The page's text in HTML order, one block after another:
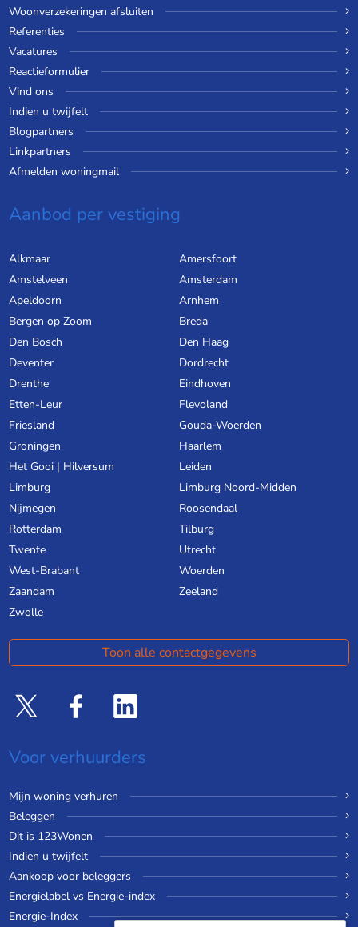
Woonverzekeringen afsluiten
Referenties
Vacatures
Reactieformulier
Vind ons
Indien u twijfelt
Blogpartners
Linkpartners
Afmelden woningmail
Aanbod per vestiging
Alkmaar
Amersfoort
Amstelveen
Amsterdam
Apeldoorn
Arnhem
Bergen op Zoom
Breda
Den Bosch
Den Haag
Deventer
Dordrecht
Drenthe
Eindhoven
Etten-Leur
Flevoland
Friesland
Gouda-Woerden
Groningen
Haarlem
Het Gooi | Hilversum
Leiden
Limburg
Limburg Noord-Midden
Nijmegen
Roosendaal
Rotterdam
Tilburg
Twente
Utrecht
West-Brabant
Woerden
Zaandam
Zeeland
Zwolle
Toon alle contactgegevens
Voor verhuurders
Mijn woning verhuren
Beleggen
Dit is 123Wonen
Indien u twijfelt
Aankoop voor beleggers
Energielabel vs Energie-index
Energie-Index